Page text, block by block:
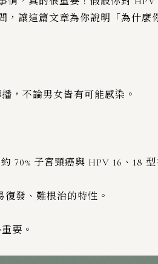
，讓這篇文章為你說明「為什麼
，不論男女皆有可能感染。
70% 子宮頸癌與 HPV 16、18 型
發、難根治的特性。
要。